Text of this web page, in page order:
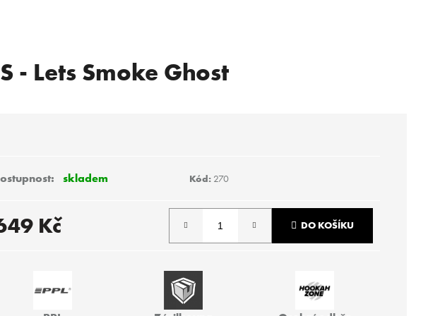
- Lets Smoke Ghost
skladem Kód: 270
Kč DO KOŠÍKU
Následující